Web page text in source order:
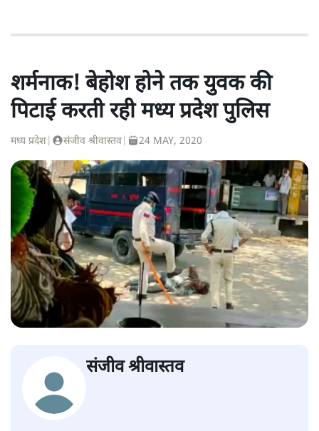
शर्मनाक! बेहोश होने तक युवक की
पिटाई करती रही मध्य प्रदेश पुलिस
मध्य प्रदेश संजीव श्रीवास्तव 24 MAY, 2020
संजीव श्रीवास्तव